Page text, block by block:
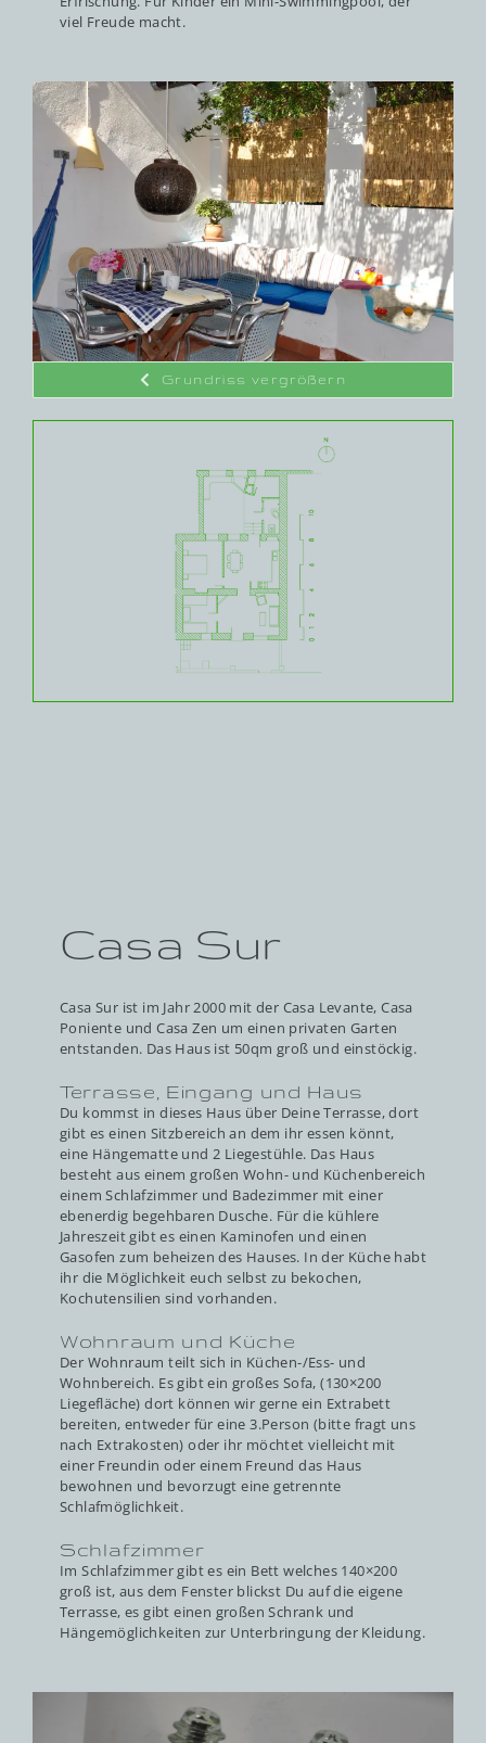
viel Freude macht.
Grundriss vergrößern
Casa Sur
Casa Sur ist im Jahr 2000 mit der Casa Levante, Casa
Poniente und Casa Zen um einen privaten Garten
entstanden. Das Haus ist 50qm groß und einstöckig.
Terrasse, Eingang und Haus
Du kommst in dieses Haus über Deine Terrasse, dort
gibt es einen Sitzbereich an dem ihr essen könnt,
eine Hängematte und 2 Liegestühle. Das Haus
besteht aus einem großen Wohn- und Küchenbereich
einem Schlafzimmer und Badezimmer mit einer
ebenerdig begehbaren Dusche. Für die kühlere
Jahreszeit gibt es einen Kaminofen und einen
Gasofen zum beheizen des Hauses. In der Küche habt
ihr die Möglichkeit euch selbst zu bekochen,
Kochutensilien sind vorhanden.
Wohnraum und Küche
Der Wohnraum teilt sich in Küchen-/Ess- und
Wohnbereich. Es gibt ein großes Sofa, (130×200
Liegefläche) dort können wir gerne ein Extrabett
bereiten, entweder für eine 3.Person (bitte fragt uns
nach Extrakosten) oder ihr möchtet vielleicht mit
einer Freundin oder einem Freund das Haus
bewohnen und bevorzugt eine getrennte
Schlafmöglichkeit.
Schlafzimmer
Im Schlafzimmer gibt es ein Bett welches 140×200
groß ist, aus dem Fenster blickst Du auf die eigene
Terrasse, es gibt einen großen Schrank und
Hängemöglichkeiten zur Unterbringung der Kleidung.